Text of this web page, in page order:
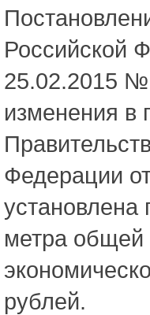
Российской
25.02.2015
изменения в
Федерации
установлена
метра
рублей.